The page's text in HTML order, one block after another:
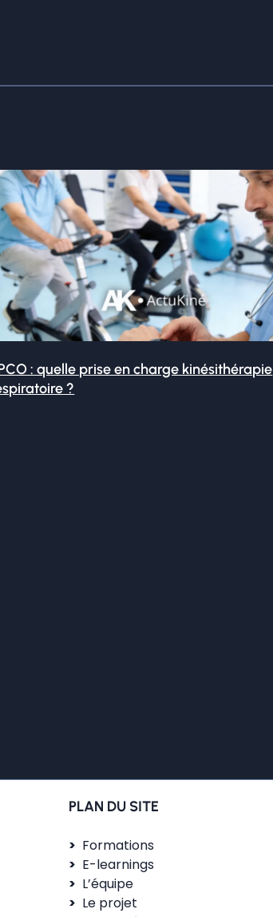
: quelle prise en charge kinésithérapie
?
PLAN DU SITE
Formations
E-learnings
L’équipe
Le projet